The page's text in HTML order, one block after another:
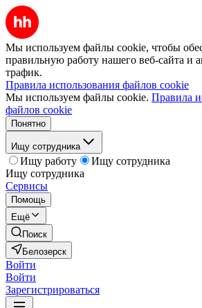
Мы используем файлы cookie, чтобы
правильную работу нашего веб-сайта и
трафик.
Правила использования файлов cookie
Мы используем файлы cookie. Правила
файлов cookie
Понятно
Ищу сотрудника
Ищу работу
Ищу сотрудника
Ищу сотрудника
Сервисы
Помощь
Ещё
Поиск
Белозерск
Войти
Войти
Зарегистрироваться